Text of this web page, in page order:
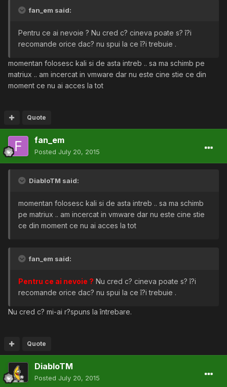
fan_em said:
Pentru ce ai nevoie ? Nu cred c? cineva poate s? î?i
recomande orice dac? nu spui la ce î?i trebuie .
momentan folosesc kali si de asta intreb .. sa ma schimb pe
matriux .. am incercat in vmware dar nu este cine stie ce din
moment ce nu ai acces la tot
Quote
fan_em
Posted July 20, 2015
DiabloTM said:
momentan folosesc kali si de asta intreb .. sa ma schimb
pe matriux .. am incercat in vmware dar nu este cine stie
ce din moment ce nu ai acces la tot
fan_em said:
Pentru ce ai nevoie ? Nu cred c? cineva poate s? î?i
recomande orice dac? nu spui la ce î?i trebuie .
Nu cred c? mi-ai r?spuns la întrebare.
Quote
DiabloTM
Posted July 20, 2015